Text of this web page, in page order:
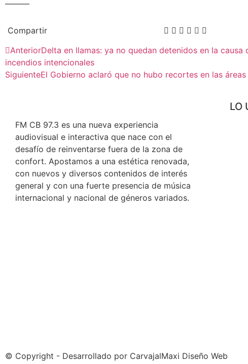
———
Compartir
AnteriorDelta en llamas: ya no quedan detenidos en la causa
incendios intencionales
SiguienteEl Gobierno aclaró que no hubo recortes en las
FM CB 97.3 es una nueva experiencia
audiovisual e interactiva que nace con el
desafío de reinventarse fuera de la zona de
confort. Apostamos a una estética renovada,
con nuevos y diversos contenidos de interés
general y con una fuerte presencia de música
internacional y nacional de géneros variados.
LO
© Copyright - Desarrollado por CarvajalMaxi Diseño Web